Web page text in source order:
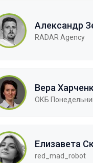
Александр
RADAR Agency
Вера
ОКБ
Елизавета
red_mad_robot